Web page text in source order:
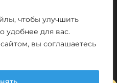
чтобы улучшить
удобнее для вас.
вы соглашаетесь
отMonstro-studio